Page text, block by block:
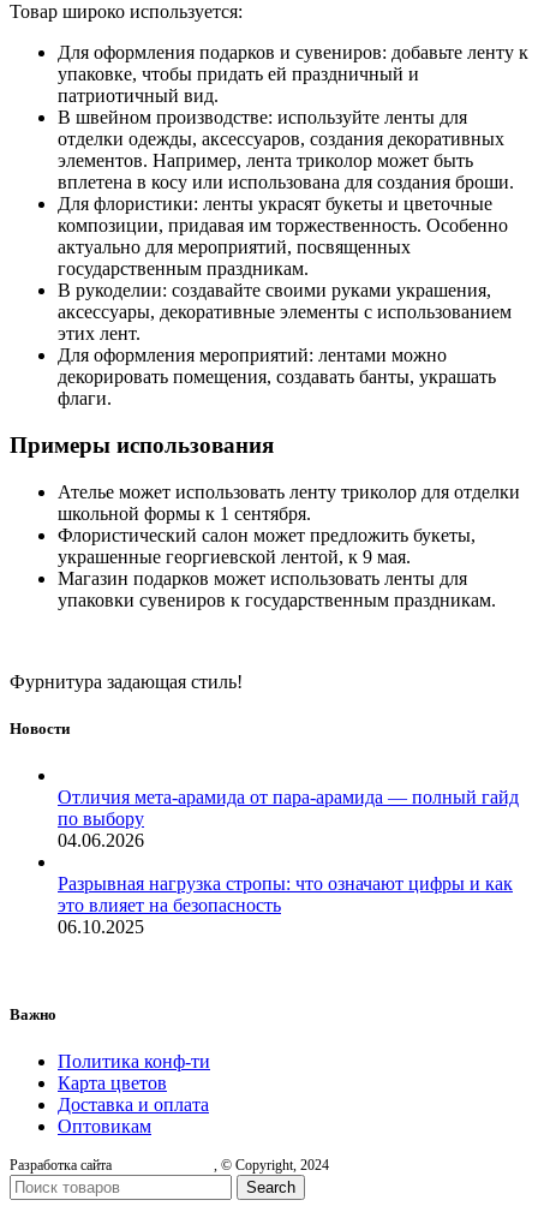
Товар широко используется:
Для оформления подарков и сувениров: добавьте ленту к
упаковке, чтобы придать ей праздничный и
патриотичный вид.
В швейном производстве: используйте ленты для
отделки одежды, аксессуаров, создания декоративных
элементов. Например, лента триколор может быть
вплетена в косу или использована для создания броши.
Для флористики: ленты украсят букеты и цветочные
композиции, придавая им торжественность. Особенно
актуально для мероприятий, посвященных
государственным праздникам.
В рукоделии: создавайте своими руками украшения,
аксессуары, декоративные элементы с использованием
этих лент.
Для оформления мероприятий: лентами можно
декорировать помещения, создавать банты, украшать
флаги.
Примеры использования
Ателье может использовать ленту триколор для отделки
школьной формы к 1 сентября.
Флористический салон может предложить букеты,
украшенные георгиевской лентой, к 9 мая.
Магазин подарков может использовать ленты для
упаковки сувениров к государственным праздникам.
Фурнитура задающая стиль!
Новости
Отличия мета-арамида от пара-арамида — полный гайд
по выбору
04.06.2026
Разрывная нагрузка стропы: что означают цифры и как
это влияет на безопасность
06.10.2025
Важно
Политика конф-ти
Карта цветов
Доставка и оплата
Оптовикам
Разработка сайта , © Copyright, 2024
Search